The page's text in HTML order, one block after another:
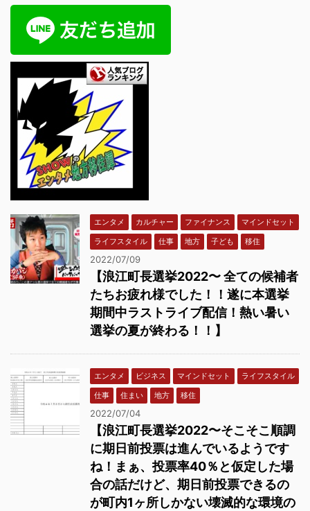
エンタメ カルチャー ファイナンス
マインドセット
ライフスタイル
仕事 地方 子ども 移住
2022/07/09
【浪江町長選挙2022〜 全ての候補者
たちお疲れ様でした！！遂に本選挙
期間中ラストライブ配信！熱い暑い
選挙の夏が終わる！！】
エンタメ ビジネス マインドセット
ライフスタイル
仕事
住まい 地方 移住
2022/07/04
【浪江町長選挙2022〜そこそこ順調
に期日前投票は進んでいるようです
ね！まぁ、投票率40％と仮定した場
合の話だけど、期日前投票できるの
が町内1ヶ所しかない壊滅的な環境の